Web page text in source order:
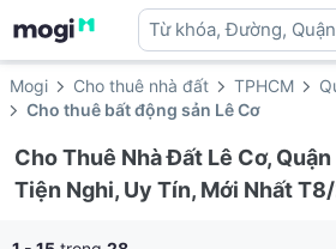
Từ khóa, Đường,
địa danh ...
Mogi Cho thuê nhà đất TPHCM
Cho thuê bất động sản Lê Cơ
Cho Thuê Nhà Đất Lê Cơ,
Tiện Nghi, Uy Tín, Mới Nhất